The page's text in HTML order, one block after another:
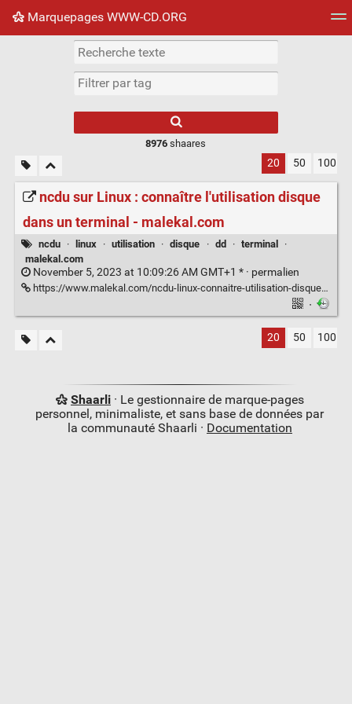
Marquepages WWW-CD.ORG
Nuage de tags Mur d'images
8976 shaares
20 50 100
ncdu sur Linux : connaître l'utilisation disque
dans un terminal - malekal.com
ncdu · linux · utilisation · disque · dd · terminal
·
malekal.com
November 5, 2023 at 10:09:26 AM GMT+1 * · permalien
https://www.malekal.com/ncdu-linux-connaitre-utilisation-disque-terminal/
·
20 50 100
Shaarli· Le gestionnaire de marque-pages
personnel, minimaliste, et sans base de données par
la communauté Shaarli · Documentation